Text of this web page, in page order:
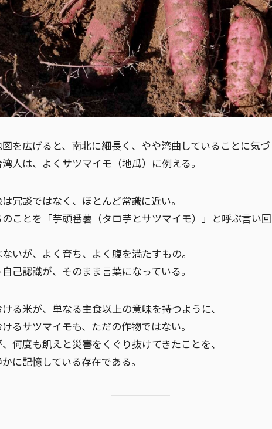
を広げると、南北に細長く、やや湾曲していることに気
人は、よくサツマイモ（地瓜）に例える。
冗談ではなく、ほとんど常識に近い。
のことを「芋頭番薯（タロ芋とサツマイモ）」と呼ぶ言い
いが、よく育ち、よく腹を満たすもの。
己認識が、そのまま言葉になっている。
る米が、単なる主食以上の意味を持つように、
るサツマイモも、ただの作物ではない。
何度も飢えと災害をくぐり抜けてきたことを、
に記憶している存在である。